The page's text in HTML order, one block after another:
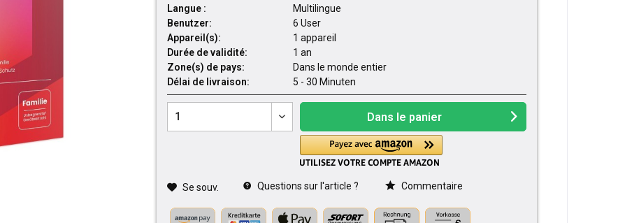
Langue :
Multilingue
Benutzer:
6 User
Appareil(s):
1 appareil
Durée de validité:
1 an
Zone(s) de pays:
Dans le monde entier
Délai de livraison:
5 - 30 Minuten
Dans le panier
Se souv. Questions sur l'article ? Commentaire